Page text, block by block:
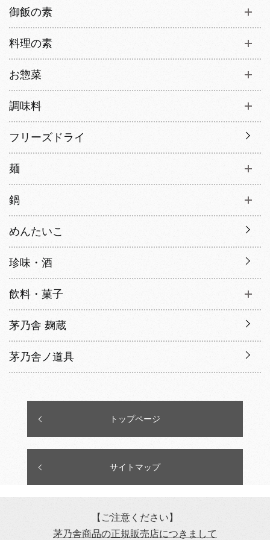
御飯の素
料理の素
お惣菜
調味料
フリーズドライ
麺
鍋
めんたいこ
珍味・酒
飲料・菓子
茅乃舎 麹蔵
茅乃舎ノ道具
トップページ
サイトマップ
【ご注意ください】
茅乃舎商品の正規販売店につきまして